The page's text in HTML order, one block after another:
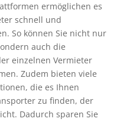
ermöglichen es
schnell und
So können Sie nicht nur
auch die
einzelnen Vermieter
Zudem bieten viele
die es Ihnen
zu finden, der
Dadurch sparen Sie